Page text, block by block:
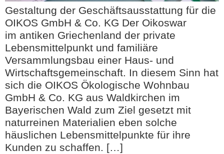
Gestaltung der Geschäftsausstattung für die
OIKOS GmbH & Co. KG Der Oikoswar
im antiken Griechenland der private
Lebensmittelpunkt und familiäre
Versammlungsbau einer Haus- und
Wirtschaftsgemeinschaft. In diesem Sinn hat
sich die OIKOS Ökologische Wohnbau
GmbH & Co. KG aus Waldkirchen im
Bayerischen Wald zum Ziel gesetzt mit
naturreinen Materialien eben solche
häuslichen Lebensmittelpunkte für ihre
Kunden zu schaffen. […]